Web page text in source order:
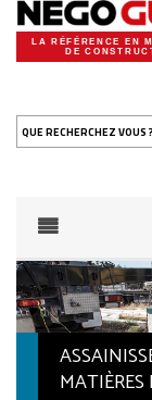
LA RÉFÉRENCE EN
DE
QUE RECHERCHEZ VOUS ?